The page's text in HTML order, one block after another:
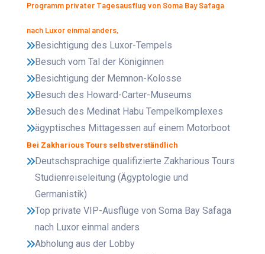
Programm privater Tagesausflug von Soma Bay Safaga
nach Luxor einmal anders,
Besichtigung des Luxor-Tempels
Besuch vom Tal der Königinnen
Besichtigung der Memnon-Kolosse
Besuch des Howard-Carter-Museums
Besuch des Medinat Habu Tempelkomplexes
ägyptisches Mittagessen auf einem Motorboot
Bei Zakharious Tours selbstverständlich
Deutschsprachige qualifizierte Zakharious Tours
Studienreiseleitung (Ägyptologie und
Germanistik)
Top private VIP-Ausflüge von Soma Bay Safaga
nach Luxor einmal anders
Abholung aus der Lobby